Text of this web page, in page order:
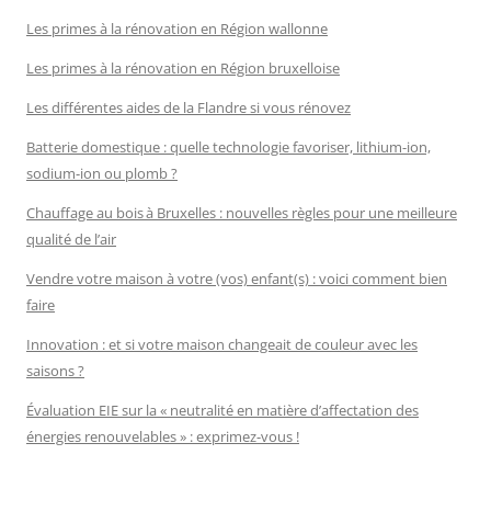
Les primes à la rénovation en Région wallonne
Les primes à la rénovation en Région bruxelloise
Les différentes aides de la Flandre si vous rénovez
Batterie domestique : quelle technologie favoriser, lithium-ion,
sodium-ion ou plomb ?
Chauffage au bois à Bruxelles : nouvelles règles pour une meilleure
qualité de l’air
Vendre votre maison à votre (vos) enfant(s) : voici comment bien
faire
Innovation : et si votre maison changeait de couleur avec les
saisons ?
Évaluation EIE sur la « neutralité en matière d’affectation des
énergies renouvelables » : exprimez-vous !